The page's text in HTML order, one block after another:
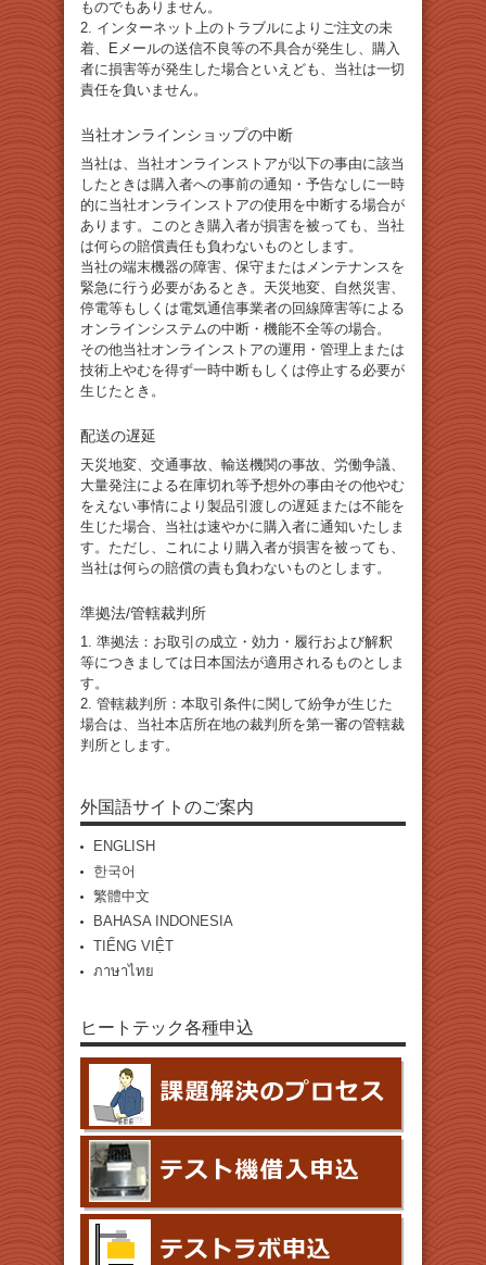
ものでもありません。
2. インターネット上のトラブルによりご注文の未
着、Eメールの送信不良等の不具合が発生し、購入
者に損害等が発生した場合といえども、当社は一切
責任を負いません。
当社オンラインショップの中断
当社は、当社オンラインストアが以下の事由に該当
したときは購入者への事前の通知・予告なしに一時
的に当社オンラインストアの使用を中断する場合が
あります。このとき購入者が損害を被っても、当社
は何らの賠償責任も負わないものとします。
当社の端末機器の障害、保守またはメンテナンスを
緊急に行う必要があるとき。天災地変、自然災害、
停電等もしくは電気通信事業者の回線障害等による
オンラインシステムの中断・機能不全等の場合。
その他当社オンラインストアの運用・管理上または
技術上やむを得ず一時中断もしくは停止する必要が
生じたとき。
配送の遅延
天災地変、交通事故、輸送機関の事故、労働争議、
大量発注による在庫切れ等予想外の事由その他やむ
をえない事情により製品引渡しの遅延または不能を
生じた場合、当社は速やかに購入者に通知いたしま
す。ただし、これにより購入者が損害を被っても、
当社は何らの賠償の責も負わないものとします。
準拠法/管轄裁判所
1. 準拠法：お取引の成立・効力・履行および解釈
等につきましては日本国法が適用されるものとしま
す。
2. 管轄裁判所：本取引条件に関して紛争が生じた
場合は、当社本店所在地の裁判所を第一審の管轄裁
判所とします。
外国語サイトのご案内
ENGLISH
한국어
繁體中文
BAHASA INDONESIA
TIẾNG VIỆT
ภาษาไทย
ヒートテック各種申込